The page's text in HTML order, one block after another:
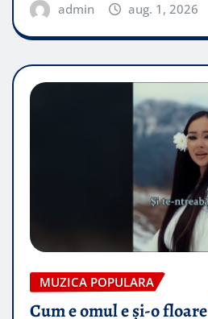
admin aug. 1, 2026
MUZICA POPULARA
Cum e omul e și-o floare